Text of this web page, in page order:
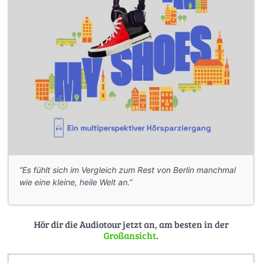
“Es fühlt sich im Vergleich zum Rest von Berlin manchmal
wie eine kleine, heile Welt an.”
Hör dir die Audiotour jetzt an, am besten in der
Großansicht.